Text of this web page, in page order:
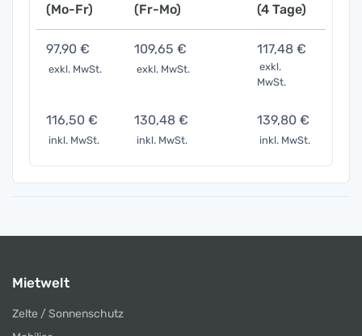
(Mo-Fr)
(Fr-Mo)
(4 Tage)
97,90 €
exkl. MwSt.
109,65 €
exkl. MwSt.
117,48 €
exkl.
MwSt.
116,50 €
inkl. MwSt.
130,48 €
inkl. MwSt.
139,80 €
inkl. MwSt.
Mietwelt
Zelte / Sonnenschutz